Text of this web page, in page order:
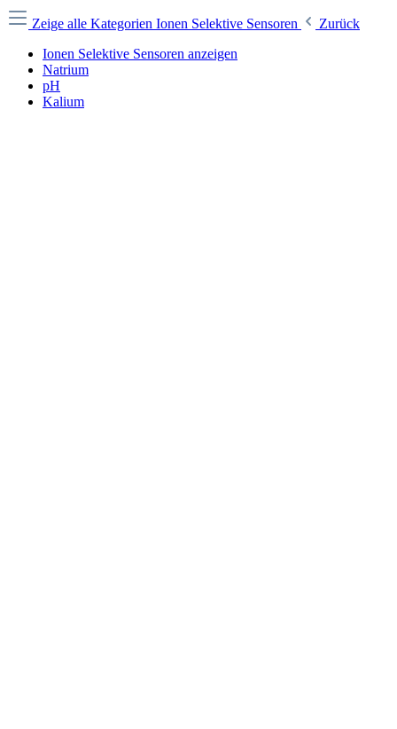
Zeige alle Kategorien Ionen Selektive Sensoren
Zurück
Ionen Selektive Sensoren anzeigen
Natrium
pH
Kalium